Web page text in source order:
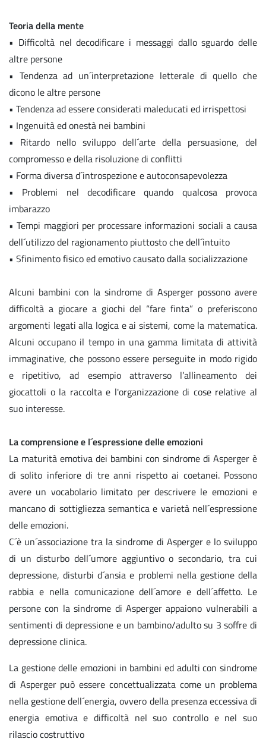
Teoria della mente
• Difficoltà nel decodificare i messaggi dallo sguardo delle
altre persone
• Tendenza ad un´interpretazione letterale di quello che
dicono le altre persone
• Tendenza ad essere considerati maleducati ed irrispettosi
• Ingenuità ed onestà nei bambini
• Ritardo nello sviluppo dell´arte della persuasione, del
compromesso e della risoluzione di conflitti
• Forma diversa d´introspezione e autoconsapevolezza
• Problemi nel decodificare quando qualcosa provoca
imbarazzo
• Tempi maggiori per processare informazioni sociali a causa
dell´utilizzo del ragionamento piuttosto che dell´intuito
• Sfinimento fisico ed emotivo causato dalla socializzazione
Alcuni bambini con la sindrome di Asperger possono avere
difficoltà a giocare a giochi del “fare finta” o preferiscono
argomenti legati alla logica e ai sistemi, come la matematica.
Alcuni occupano il tempo in una gamma limitata di attività
immaginative, che possono essere perseguite in modo rigido
e ripetitivo, ad esempio attraverso l’allineamento dei
giocattoli o la raccolta e l'organizzazione di cose relative al
suo interesse.
La comprensione e l´espressione delle emozioni
La maturità emotiva dei bambini con sindrome di Asperger è
di solito inferiore di tre anni rispetto ai coetanei. Possono
avere un vocabolario limitato per descrivere le emozioni e
mancano di sottigliezza semantica e varietà nell´espressione
delle emozioni.
C´è un´associazione tra la sindrome di Asperger e lo sviluppo
di un disturbo dell´umore aggiuntivo o secondario, tra cui
depressione, disturbi d´ansia e problemi nella gestione della
rabbia e nella comunicazione dell´amore e dell´affetto. Le
persone con la sindrome di Asperger appaiono vulnerabili a
sentimenti di depressione e un bambino/adulto su 3 soffre di
depressione clinica.
La gestione delle emozioni in bambini ed adulti con sindrome
di Asperger può essere concettualizzata come un problema
nella gestione dell´energia, ovvero della presenza eccessiva di
energia emotiva e difficoltà nel suo controllo e nel suo
rilascio costruttivo